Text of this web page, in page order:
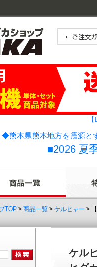
◆熊本県熊本地方を震源と
■2026 夏
TOP > 商品一覧 > ケルヒャー >
ケル